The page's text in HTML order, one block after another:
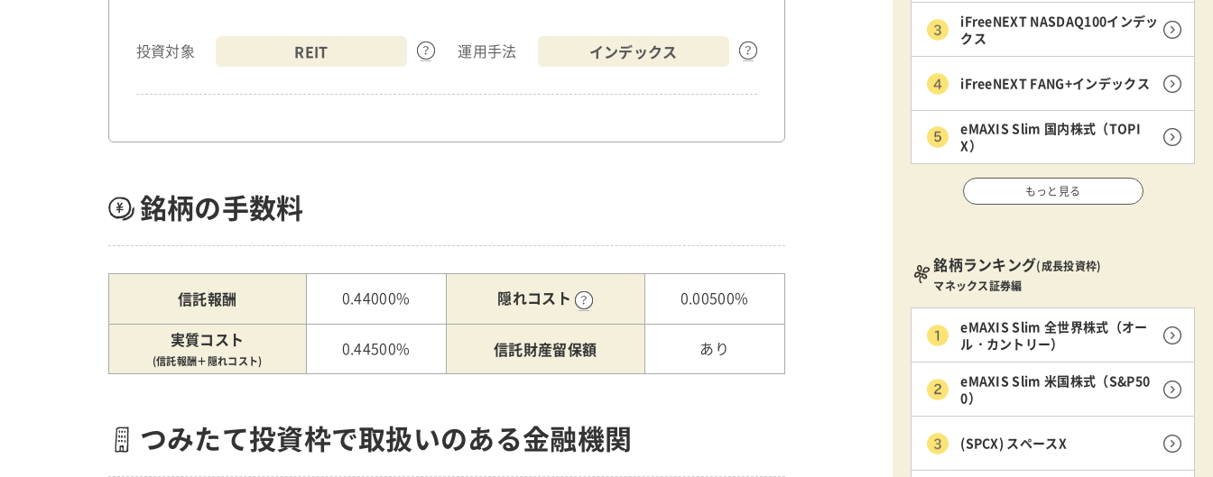
投資対象 REIT 運用手法 インデックス
銘柄の手数料
信託報酬 0.44000% 隠れコスト 0.00500%
実質コスト
(信託報酬＋隠れコスト)
0.44500% 信託財産留保額 あり
つみたて投資枠で取扱いのある金融機関
iFreeNEXT NASDAQ100インデッ
クス
iFreeNEXT FANG+インデックス
eMAXIS Slim 国内株式（TOPI
X）
もっと見る
銘柄ランキング(成長投資枠)
マネックス証券編
eMAXIS Slim 全世界株式（オー
ル・カントリー）
eMAXIS Slim 米国株式（S&P50
0）
(SPCX) スペースX